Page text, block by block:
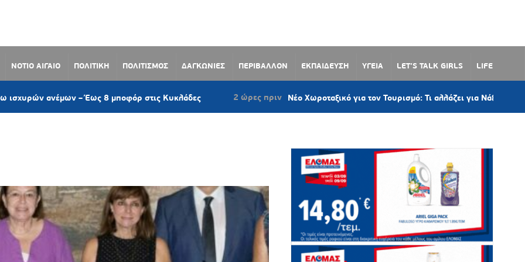
ΝΟΤΙΟ ΑΙΓΑΙΟ ΠΟΛΙΤΙΚΗ ΠΟΛΙΤΙΣΜΟΣ ΔΑΓΚΩΝΙΕΣ ΠΕΡΙΒΑΛΛΟΝ ΕΚΠΑΙΔΕΥΣΗ ΥΓΕΙΑ LET’S TALK GIRLS LIFE
ανέμων – Έως 8 μποφόρ στις Κυκλάδες 2 ώρες πριν Νέο Χωροταξικό για τον Τουρισμό: Τι αλλάζει για Νάξο, Πάρο,